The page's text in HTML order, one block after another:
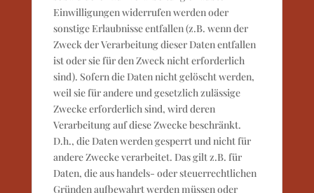
Einwilligungen widerrufen werden oder
sonstige Erlaubnisse entfallen (z.B. wenn der
Zweck der Verarbeitung dieser Daten entfallen
ist oder sie für den Zweck nicht erforderlich
sind). Sofern die Daten nicht gelöscht werden,
weil sie für andere und gesetzlich zulässige
Zwecke erforderlich sind, wird deren
Verarbeitung auf diese Zwecke beschränkt.
D.h., die Daten werden gesperrt und nicht für
andere Zwecke verarbeitet. Das gilt z.B. für
Daten, die aus handels- oder steuerrechtlichen
Gründen aufbewahrt werden müssen oder